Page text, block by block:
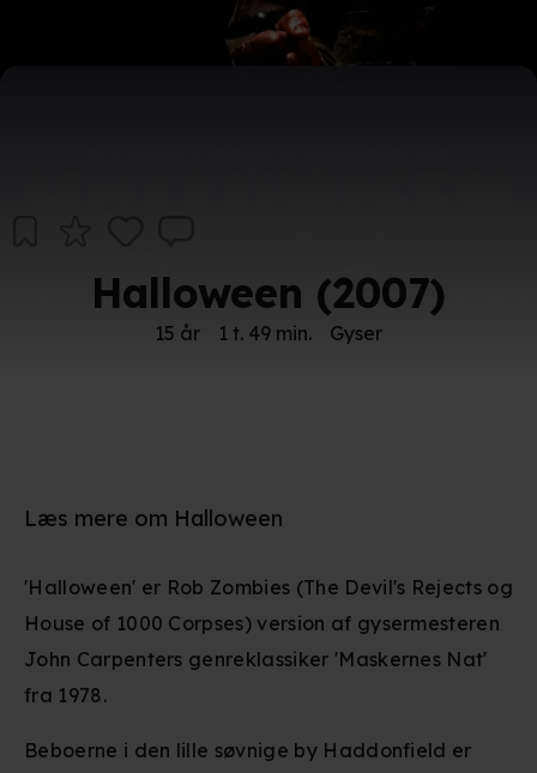
Halloween (2007)
15 år 1 t. 49 min. Gyser
Læs mere om Halloween
'Halloween' er Rob Zombies (The Devil's Rejects og
House of 1000 Corpses) version af gysermesteren
John Carpenters genreklassiker 'Maskernes Nat'
fra 1978.
Beboerne i den lille søvnige by Haddonfield er